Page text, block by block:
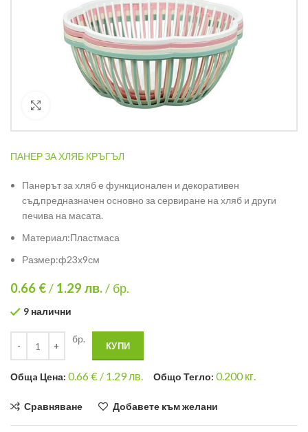
Кликнете за уголемяване
ПАНЕР ЗА ХЛЯБ КРЪГЪЛ
Панерът за хляб е функционален и декоративен
съд,предназначен основно за сервиране на хляб и други
печива на масата.
Материал:Пластмаса
Размер:ф23х9см
0.66 €/ 1.29 лв./ бр.
9 налични
бр.
КУПИ
Общa Цена: 0.66€ / 1.29 лв. Общо Тегло: 0.200кг.
Сравняване Добавете към желани